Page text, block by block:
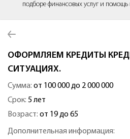
подборе финансовых услуг и
ОФОРМЛЯЕМ КРЕДИТЫ
СИТУАЦИЯХ.
Сумма: от 100 000 до 2 000 000
Срок: 5 лет
Возраст: от 19 до 65
Дополнительная информация: